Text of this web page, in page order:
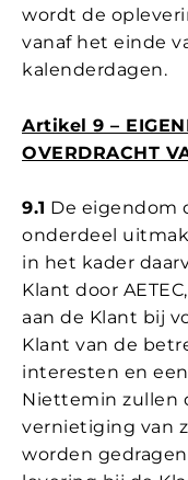
wordt de
vanaf het einde
kalenderdagen.
Artikel 9 –
OVERDRACHT
9.1 De eigendom
onderdeel
in het kader
Klant door
aan de Klant bij
Klant van de
interesten en
Niettemin zullen
vernietiging van
worden